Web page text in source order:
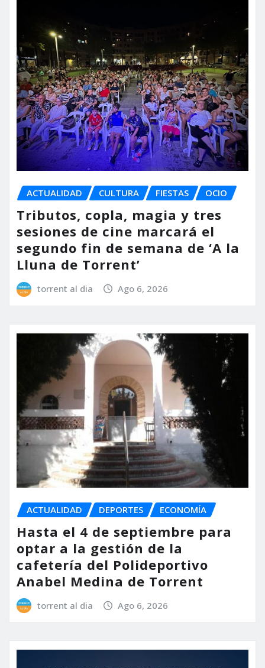
ACTUALIDAD CULTURA FIESTAS OCIO
Tributos, copla, magia y tres
sesiones de cine marcará el
segundo fin de semana de ‘A la
Lluna de Torrent’
torrent al dia Ago 6, 2026
ACTUALIDAD DEPORTES ECONOMÍA
Hasta el 4 de septiembre para
optar a la gestión de la
cafetería del Polideportivo
Anabel Medina de Torrent
torrent al dia Ago 6, 2026